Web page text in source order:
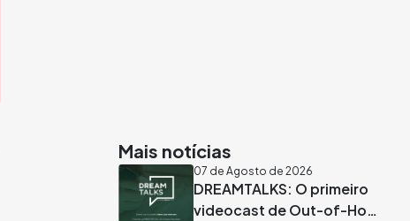
Mais notícias
07 de Agosto de 2026
DREAMTALKS: O primeiro
videocast de Out-of-Home